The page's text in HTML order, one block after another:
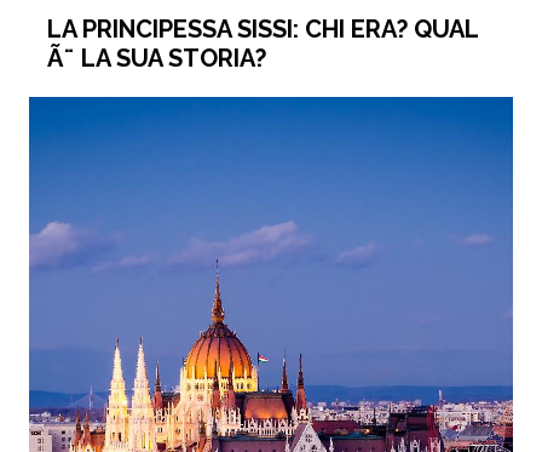
LA PRINCIPESSA SISSI: CHI ERA? QUAL
Ã¨ LA SUA STORIA?